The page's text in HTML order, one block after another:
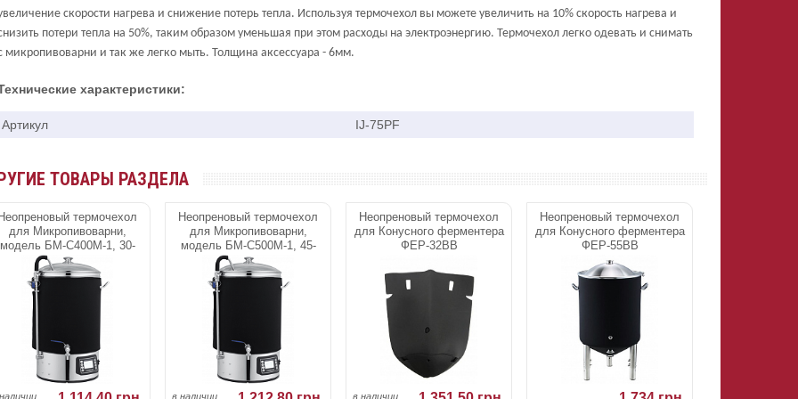
скорости нагрева и снижение потерь тепла. Используя термочехол вы можете увеличить на 10% скорость нагрева и
потери тепла на 50%, таким образом уменьшая при этом расходы на электроэнергию. Термочехол легко одевать и снимать
микропивоварни и так же легко мыть. Толщина аксессуара - 6мм.
характеристики:
Артикул IJ-75PF
ТОВАРЫ РАЗДЕЛА
термочехол
для Микропивоварни,
модель БМ-С400М-1, 30-
40л
Неопреновый термочехол
для Микропивоварни,
модель БМ-С500М-1, 45-
52л
в наличии
Неопреновый термочехол
для Конусного ферментера
ФЕР-32ВВ
в наличии
Неопреновый термочехол
для Конусного ферментера
ФЕР-55ВВ